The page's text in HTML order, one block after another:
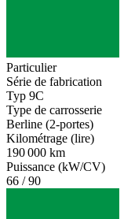
Particulier
Série de fabrication
Typ 9C
Type de carrosserie
Berline (2-portes)
Kilométrage (lire)
190 000 km
Puissance (kW/CV)
66 / 90